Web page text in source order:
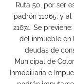
Ruta 50, por ser
padrón 11065; y
21674. Se
del inmueble en
deudas de
Municipal de
Inmobiliaria e